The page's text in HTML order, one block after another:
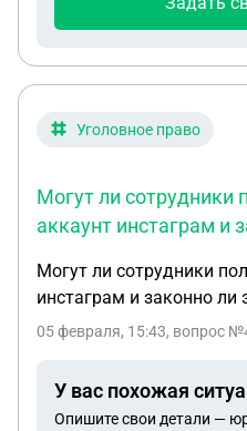
Уголовное право
Могут ли сотрудники
аккаунт инстаграм и
Могут ли сотрудники
инстаграм и законно ли
05 февраля, 15:43, вопрос
У вас похожая
Опишите свои детали —